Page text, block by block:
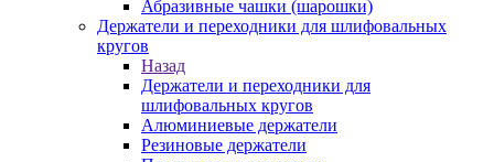
Абразивные чашки (шарошки)
Держатели и переходники для шлифовальных
кругов
Назад
Держатели и переходники для
шлифовальных кругов
Алюминиевые держатели
Резиновые держатели